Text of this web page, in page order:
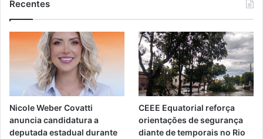
Recentes
Nicole Weber Covatti
anuncia candidatura a
deputada estadual durante
CEEE Equatorial reforça
orientações de segurança
diante de temporais no Rio